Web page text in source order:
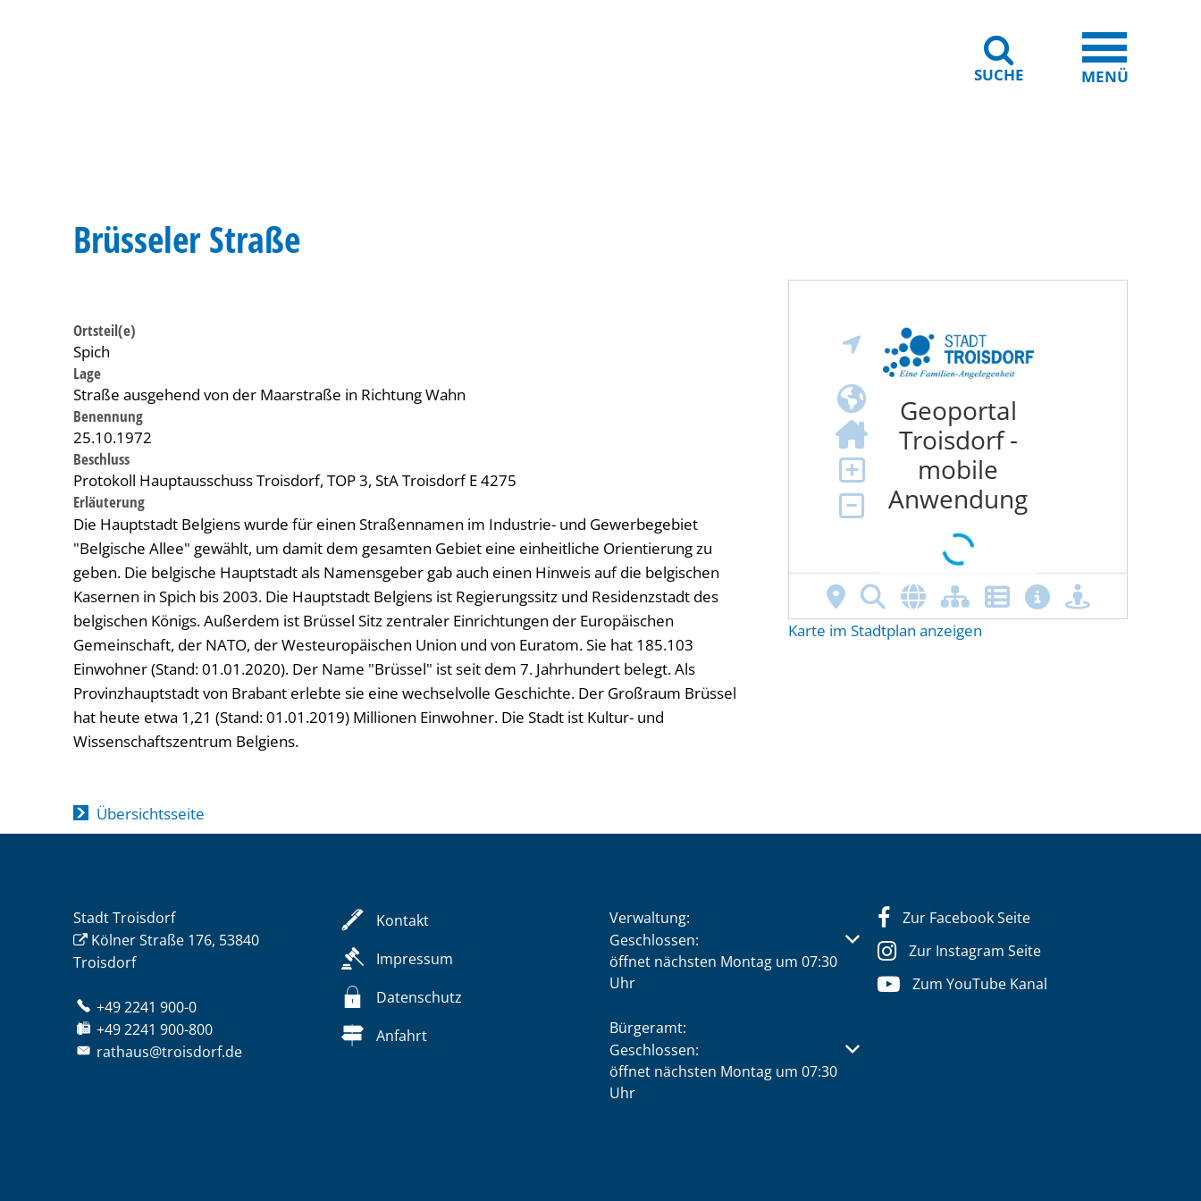
SUCHE MENÜ
Brüsseler Straße
Ortsteil(e)
Spich
Lage
Straße ausgehend von der Maarstraße in Richtung Wahn
Benennung
25.10.1972
Beschluss
Protokoll Hauptausschuss Troisdorf, TOP 3, StA Troisdorf E 4275
Erläuterung
Die Hauptstadt Belgiens wurde für einen Straßennamen im Industrie- und Gewerbegebiet
"Belgische Allee" gewählt, um damit dem gesamten Gebiet eine einheitliche Orientierung zu
geben. Die belgische Hauptstadt als Namensgeber gab auch einen Hinweis auf die belgischen
Kasernen in Spich bis 2003. Die Hauptstadt Belgiens ist Regierungssitz und Residenzstadt des
belgischen Königs. Außerdem ist Brüssel Sitz zentraler Einrichtungen der Europäischen
Gemeinschaft, der NATO, der Westeuropäischen Union und von Euratom. Sie hat 185.103
Einwohner (Stand: 01.01.2020). Der Name "Brüssel" ist seit dem 7. Jahrhundert belegt. Als
Provinzhauptstadt von Brabant erlebte sie eine wechselvolle Geschichte. Der Großraum Brüssel
hat heute etwa 1,21 (Stand: 01.01.2019) Millionen Einwohner. Die Stadt ist Kultur- und
Wissenschaftszentrum Belgiens.
Übersichtsseite
Karte im Stadtplan anzeigen
Stadt Troisdorf
Kölner Straße 176, 53840
Troisdorf
+49 2241 900-0
+49 2241 900-800
rathaus@troisdorf.de
Kontakt
Impressum
Datenschutz
Anfahrt
Verwaltung:
Klicken, um weitere Öffnungs- oder Schließzeiten auszublenden
Geschlossen:
öffnet nächsten Montag um 07:30
Uhr
Bürgeramt:
Klicken, um weitere Öffnungs- oder Schließzeiten auszublenden
Geschlossen:
öffnet nächsten Montag um 07:30
Uhr
Zur Facebook Seite
Zur Instagram Seite
Zum YouTube Kanal